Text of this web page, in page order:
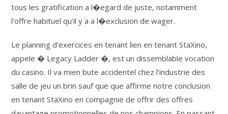
tous les gratification a l�egard de juste, notamment
l’offre habituel qu’il y a a l�exclusion de wager.
Le planning d’exercices en tenant lien en tenant StaXino,
appele � Legacy Ladder �, est un dissemblable vocation
du casino. Il va mien bute accidentel chez l’industrie des
salle de jeu un brin sauf que que affirme notre conclusion
en tenant StaXino en compagnie de offrir des offres